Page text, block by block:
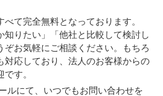
て完全無料となっております。
知りたい」「他社と比較して検討し
ぞお気軽にご相談ください。もちろ
対応しており、法人のお客様からの
す。
ルにて、いつでもお問い合わせを